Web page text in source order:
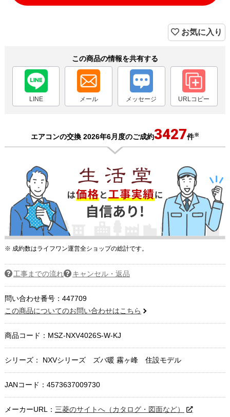
お気に入り
この商品の情報を共有する
LINE メール メッセージ URLコピー
エアコンの交換 2026年6月度のご成約3427件※
※ 成約数はライフワン運営全ショップの総計です。
工事までの流れ キャンセル・返品
問い合わせ番号：447709
この商品についてのお問い合わせはこちら
商品コード： MSZ-NXV4026S-W-KJ
シリーズ： NXVシリーズ ズバ暖 霧ヶ峰 住設モデル
JANコード：4573637009730
メーカーURL： 三菱のサイトへ（カタログ・図面など）